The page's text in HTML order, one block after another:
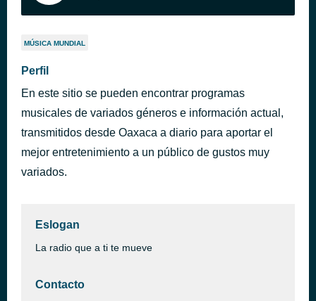
MÚSICA MUNDIAL
Perfil
En este sitio se pueden encontrar programas
musicales de variados géneros e información actual,
transmitidos desde Oaxaca a diario para aportar el
mejor entretenimiento a un público de gustos muy
variados.
Eslogan
La radio que a ti te mueve
Contacto